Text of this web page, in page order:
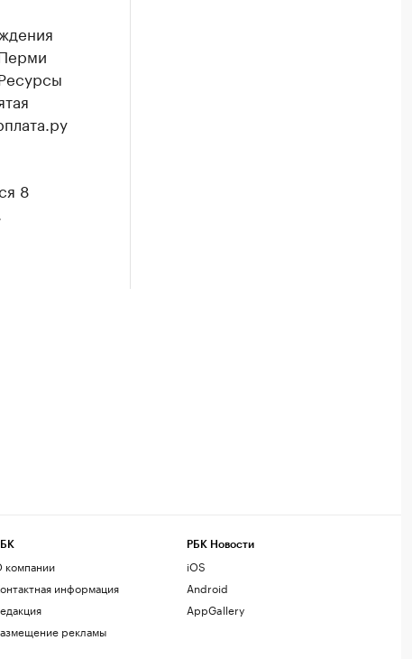
8
компании
информация
рекламы
РБК Новости
iOS
Android
AppGallery